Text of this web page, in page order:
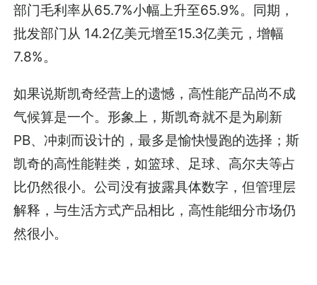
部门毛利率从65.7%小幅上升至65.9%。同期，
批发部门从 14.2亿美元增至15.3亿美元，增幅
7.8%。
如果说斯凯奇经营上的遗憾，高性能产品尚不成
气候算是一个。形象上，斯凯奇就不是为刷新
PB、冲刺而设计的，最多是愉快慢跑的选择；斯
凯奇的高性能鞋类，如篮球、足球、高尔夫等占
比仍然很小。公司没有披露具体数字，但管理层
解释，与生活方式产品相比，高性能细分市场仍
然很小。